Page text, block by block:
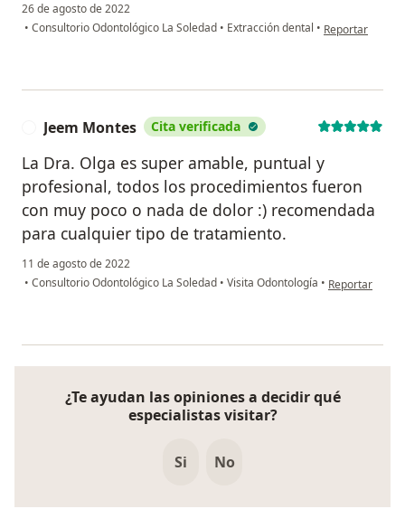
26 de agosto de 2022
• Consultorio Odontológico La Soledad • Extracción dental • en opinión del
Reportar
Jeem Montes Cita verificada
La Dra. Olga es super amable, puntual y
profesional, todos los procedimientos fueron
con muy poco o nada de dolor :) recomendada
para cualquier tipo de tratamiento.
11 de agosto de 2022
• Consultorio Odontológico La Soledad • Visita Odontología • en opinión del
Reportar
¿Te ayudan las opiniones a decidir qué
especialistas visitar?
Si No